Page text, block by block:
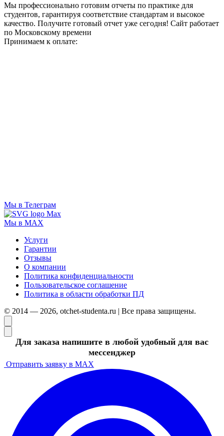
Мы профессионально готовим отчеты по практике для
студентов, гарантируя соответствие стандартам и высокое
качество. Получите готовый отчет уже сегодня! Сайт работает
по Московскому времени
Принимаем к оплате:
Мы в Телеграм
Мы в MAX
Услуги
Гарантии
Отзывы
О компании
Политика конфиденциальности
Пользовательское соглашение
Политика в области обработки ПД
© 2014 — 2026, otchet-studenta.ru | Все права защищены.
Для заказа напишите в любой удобный для вас
мессенджер
Отправить заявку в MAX